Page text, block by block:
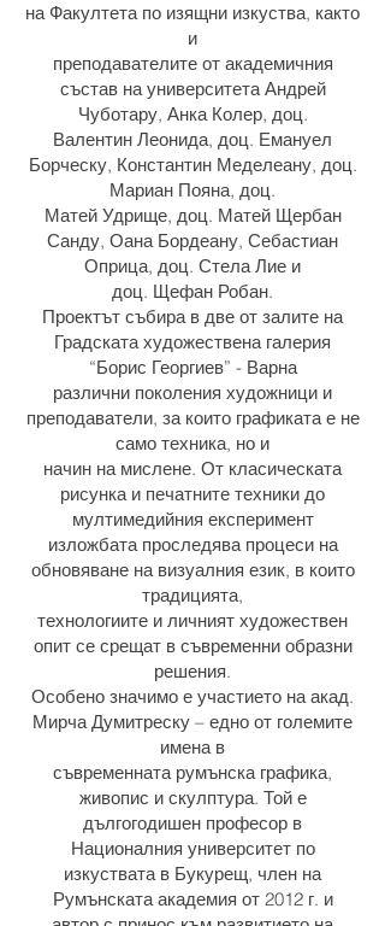
на Факултета по изящни изкуства, както
и
преподавателите от академичния
състав на университета Андрей
Чуботару, Анка Колер, доц.
Валентин Леонида, доц. Емануел
Борческу, Константин Меделеану, доц.
Мариан Пояна, доц.
Матей Удрище, доц. Матей Щербан
Санду, Оана Бордеану, Себастиан
Оприца, доц. Стела Лие и
доц. Щефан Робан.
Проектът събира в две от залите на
Градската художествена галерия
“Борис Георгиев” - Варна
различни поколения художници и
преподаватели, за които графиката е не
само техника, но и
начин на мислене. От класическата
рисунка и печатните техники до
мултимедийния експеримент
изложбата проследява процеси на
обновяване на визуалния език, в които
традицията,
технологиите и личният художествен
опит се срещат в съвременни образни
решения.
Особено значимо е участието на акад.
Мирча Думитреску – едно от големите
имена в
съвременната румънска графика,
живопис и скулптура. Той е
дългогодишен професор в
Националния университет по
изкуствата в Букурещ, член на
Румънската академия от 2012 г. и